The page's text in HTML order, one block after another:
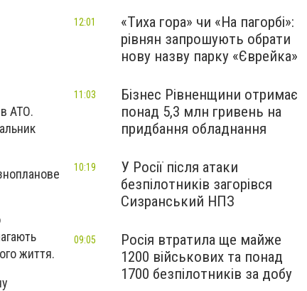
АТО.
життя.
«Тиха гора» чи «На пагорбі»:
рівнян запрошують обрати
нову назву парку «Єврейка»
12:01
Бізнес Рівненщини отримає
понад 5,3 млн гривень на
придбання обладнання
11:03
У Росії після атаки
безпілотників загорівся
Сизранський НПЗ
10:19
Росія втратила ще майже
1200 військових та понад
1700 безпілотників за добу
09:05